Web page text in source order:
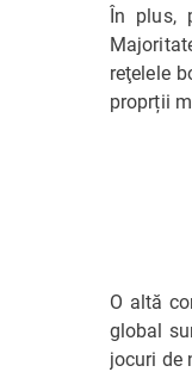
În plus,
reţelele
proprții
O altă
global
jocuri de